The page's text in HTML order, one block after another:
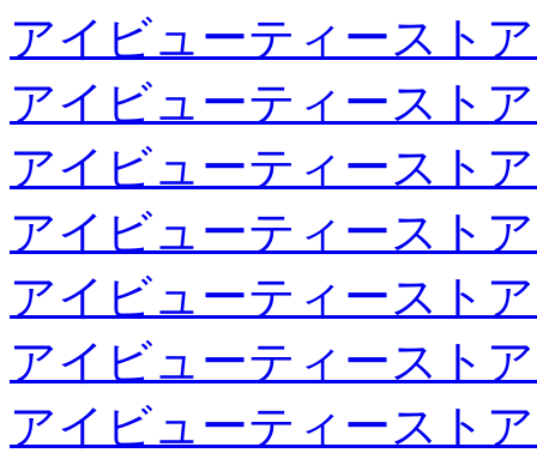
アイビューティースト
アイビューティースト
アイビューティースト
アイビューティースト
アイビューティースト
アイビューティースト
アイビューティースト